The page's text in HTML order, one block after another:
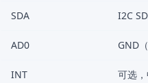
SDA I2C
AD0 GND
INT 可选